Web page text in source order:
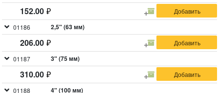
152.00
01186 2,5" (63 мм)
206.00
01187 3" (75 мм)
310.00
01188 4" (100 мм)